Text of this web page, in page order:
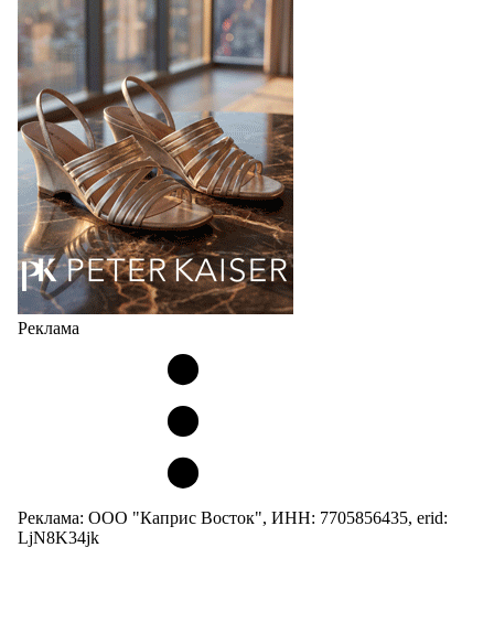
Реклама
Реклама: ООО "Каприс Восток", ИНН: 7705856435, erid:
LjN8K34jk